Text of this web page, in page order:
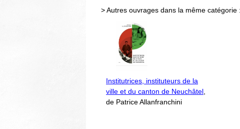
> Autres ouvrages dans la même catégorie :
Institutrices, instituteurs de la
ville et du canton de Neuchâtel
de Patrice Allanfranchini